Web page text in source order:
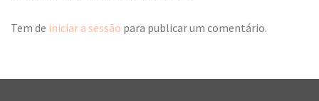
Tem de iniciar a sessão para publicar um comentário.